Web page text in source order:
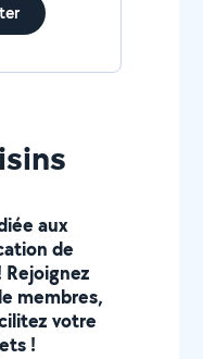
aux
de
membres,
votre
!